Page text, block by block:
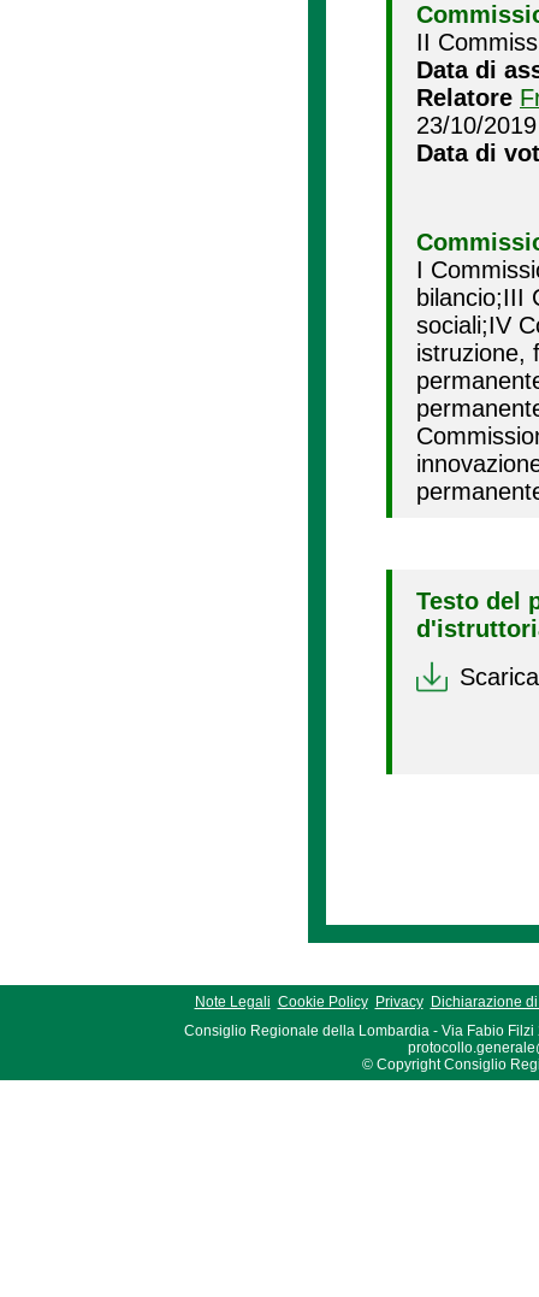
II
Data di
Relatore
23/10/2019
Data di
I
bilancio;III
sociali;IV
istruzione,
Testo del
Note Legali Cookie Policy Privacy
Dichiarazione
Consiglio Regionale della Lombardia - Via Fabio Filzi
© Copyright Consiglio